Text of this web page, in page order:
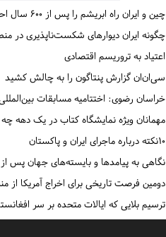
چین و ایران راه ابریشم را پس از ۶۰۰ سال احیا می‌کنند
چگونه ایران دیوارهای شکست‌ناپذیری در
اعتیاد به تروریسم اقتصادی
سی‌ان‌ان گزارش پنتاگون را به چالش کشید
خراسان رضوی: اختتامیه مسابقات
مهمانان ویژه نمایشگاه کتاب در یک دهه
10نکته درباره ماجرای ایران و پاکستان
نگاهی به پیامدها و بایسته‌های جهان پس
دومین فرصت تاریخی برای اخراج آمریکا از
ترسیم بلایی که ایالات متحده بر سر